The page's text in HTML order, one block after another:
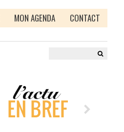
MON AGENDA CONTACT